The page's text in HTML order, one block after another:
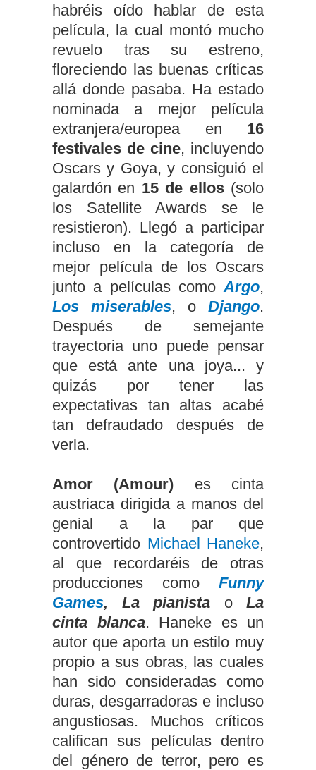
habréis oído hablar de esta
película, la cual montó mucho
revuelo tras su estreno,
floreciendo las buenas críticas
allá donde pasaba. Ha estado
nominada a mejor película
extranjera/europea en 16
festivales de cine, incluyendo
Oscars y Goya, y consiguió el
galardón en 15 de ellos(solo
los Satellite Awards se le
resistieron). Llegó a participar
incluso en la categoría de
mejor película de los Oscars
junto a películas como Argo,
Los miserables, o Django.
Después de semejante
trayectoria uno puede pensar
que está ante una joya... y
quizás por tener las
expectativas tan altas acabé
tan defraudado después de
verla.
Amor (Amour) es cinta
austriaca dirigida a manos del
genial a la par que
controvertido Michael Haneke,
al que recordaréis de otras
producciones como Funny
Games, La pianista o La
cinta blanca. Haneke es un
autor que aporta un estilo muy
propio a sus obras, las cuales
han sido consideradas como
duras, desgarradoras e incluso
angustiosas. Muchos críticos
califican sus películas dentro
del género de terror, pero es